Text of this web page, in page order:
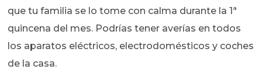
que tu familia se lo tome con calma durante la 1ª
quincena del mes. Podrías tener averías en todos
los aparatos eléctricos, electrodomésticos y coches
de la casa.